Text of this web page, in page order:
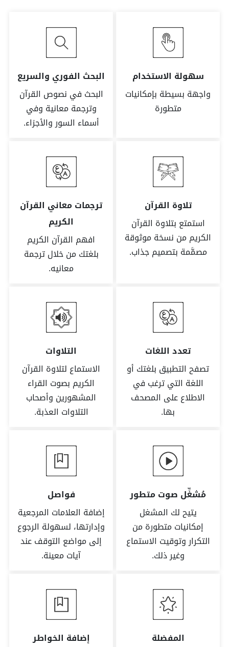
سهولة الاستخدام
واجهة بسيطة بإمكانيات
متطورة
البحث الفوري والسريع
البحث في نصوص القرآن
وترجمة معانية وفي
أسماء السور والأجزاء.
تلاوة القرآن
استمتع بتلاوة القرآن
الكريم من نسخة موثوقة
مصمَّمة بتصميم جذاب.
ترجمات معاني القرآن
الكريم
افهم القرآن الكريم
بلغتك من خلال ترجمة
معانيه.
تعدد اللغات
تصفح التطبيق بلغتك أو
اللغة التي ترغب في
الاطلاع على المصحف
بها.
التلاوات
الاستماع لتلاوة القرآن
الكريم بصوت القراء
المشهورين وأصحاب
التلاوات العذبة.
مُشغِّل صوت متطور
يتيح لك المشغل
إمكانيات متطورة من
التكرار وتوقيت الاستماع
وغير ذلك.
فواصل
إضافة العلامات المرجعية
وإدارتها، لسهولة الرجوع
إلى مواضع التوقف عند
آيات معينة.
المفضلة
إضافة الخواطر